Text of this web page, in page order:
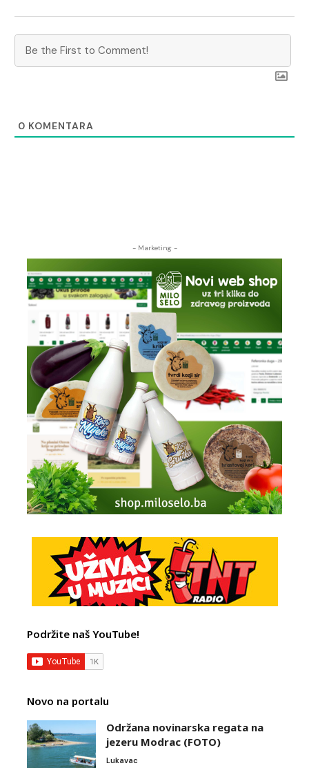
0 KOMENTARA
- Marketing -
Podržite naš YouTube!
Novo na portalu
Održana novinarska regata na
jezeru Modrac (FOTO)
Lukavac